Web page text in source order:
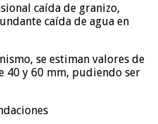
caída de granizo,
caída de agua en
se estiman valores de
40 y 60 mm, pudiendo ser